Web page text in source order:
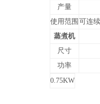
产量
使用范围 可连
蒸煮机
尺寸
功率
0.75KW